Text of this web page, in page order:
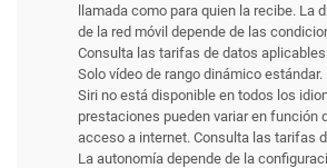
llamada como para quien la recibe. La
de la red móvil depende de las
Consulta las tarifas de datos aplicables.
Solo vídeo de rango dinámico estándar.
Siri no está disponible en todos los
prestaciones pueden variar en función
acceso a internet. Consulta las tarifas
La autonomía depende de la